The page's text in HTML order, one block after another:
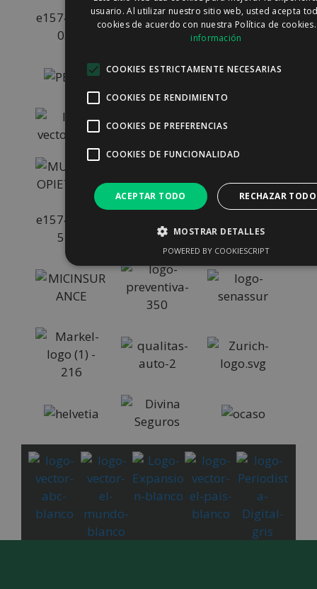
usuario. Al utilizar nuestro sitio web, usted acepta
cookies de acuerdo con nuestra Política de
información
COOKIES ESTRICTAMENTE NECESARIAS
COOKIES DE RENDIMIENTO
COOKIES DE PREFERENCIAS
COOKIES DE FUNCIONALIDAD
ACEPTAR TODO RECHAZAR TODO
MOSTRAR DETALLES
POWERED BY COOKIESCRIPT